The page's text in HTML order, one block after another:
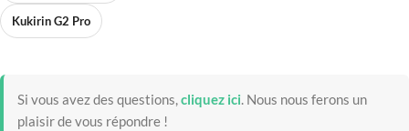
Kukirin G2 Pro
Si vous avez des questions,cliquez ici. Nous nous ferons un
plaisir de vous répondre !